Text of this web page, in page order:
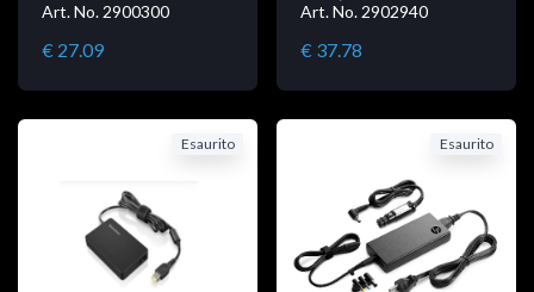
Art. No. 2900300
€ 27.09
Art. No. 2902940
€ 37.78
Esaurito Esaurito